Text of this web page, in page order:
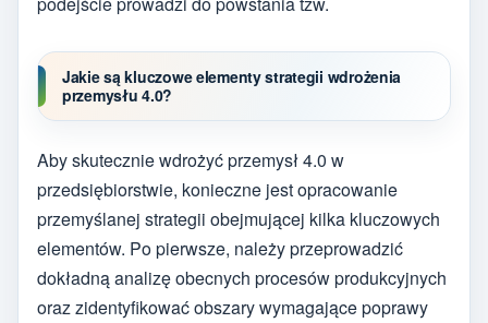
Jakie są kluczowe elementy strategii wdrożenia
przemysłu 4.0?
Aby skutecznie wdrożyć przemysł 4.0 w
przedsiębiorstwie, konieczne jest opracowanie
przemyślanej strategii obejmującej kilka kluczowych
elementów. Po pierwsze, należy przeprowadzić
dokładną analizę obecnych procesów produkcyjnych
oraz zidentyfikować obszary wymagające poprawy